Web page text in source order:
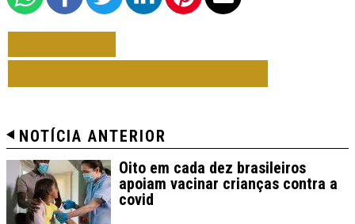
NOTÍCIA ANTERIOR
Oito em cada dez brasileiros
apoiam vacinar crianças contra a
covid